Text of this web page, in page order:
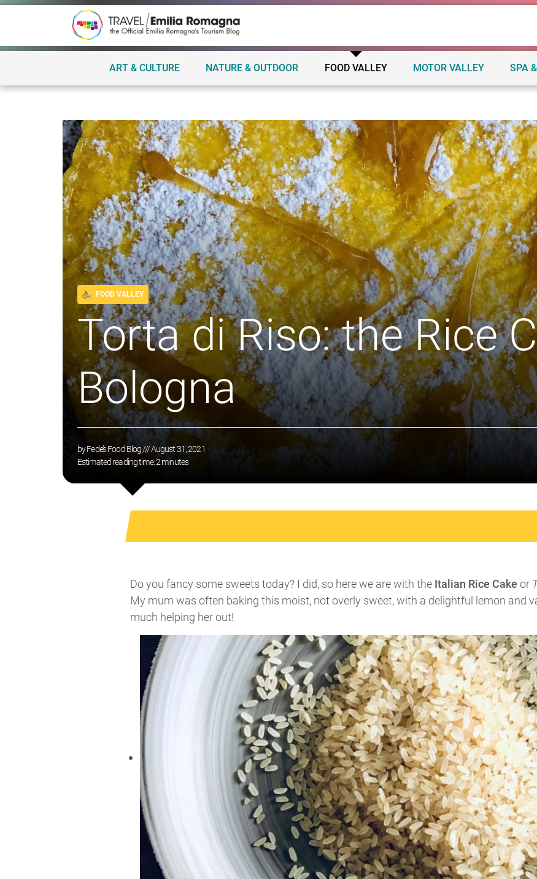
ART & CULTURE NATURE & OUTDOOR FOOD VALLEY MOTOR VALLEY SPA
FOOD VALLEY
Torta di Riso: the Rice
Bologna
byFede’s Food Blog/// August 31, 2021
Estimated reading time:2minutes
Do you fancy some sweets today? I did, so here we are with the Italian Rice Cake or
My mum was often baking this moist, not overly sweet, with a delightful lemon and
much helping her out!